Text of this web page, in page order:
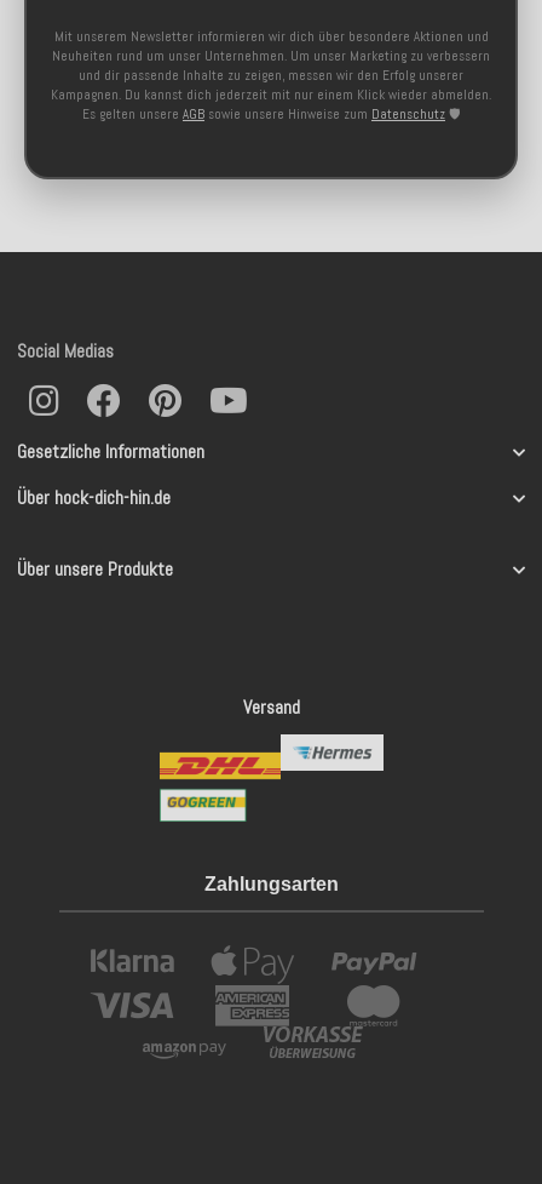
Mit unserem Newsletter informieren wir dich über besondere Aktionen und
Neuheiten rund um unser Unternehmen. Um unser Marketing zu verbessern
und dir passende Inhalte zu zeigen, messen wir den Erfolg unserer
Kampagnen. Du kannst dich jederzeit mit nur einem Klick wieder abmelden.
Es gelten unsere AGB sowie unsere Hinweise zum Datenschutz 🛡️
Gesetzliche Informationen
Über hock-dich-hin.de
Über unsere Produkte
Social Medias
Versand
Zahlungsarten